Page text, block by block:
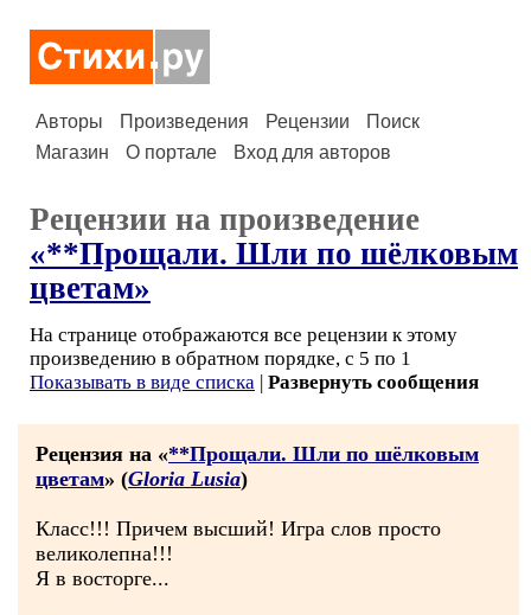
Авторы Произведения Рецензии
Поиск
Магазин
О портале Вход для авторов
Рецензии на произведение
«**Прощали. Шли по шёлковым
цветам»
На странице отображаются все рецензии к этому
произведению в обратном порядке, с 5 по 1
Показывать в виде списка | Развернуть сообщения
Рецензия на «**Прощали. Шли по шёлковым
цветам» (Gloria Lusia)
Класс!!! Причем высший! Игра слов просто
великолепна!!!
Я в восторге...